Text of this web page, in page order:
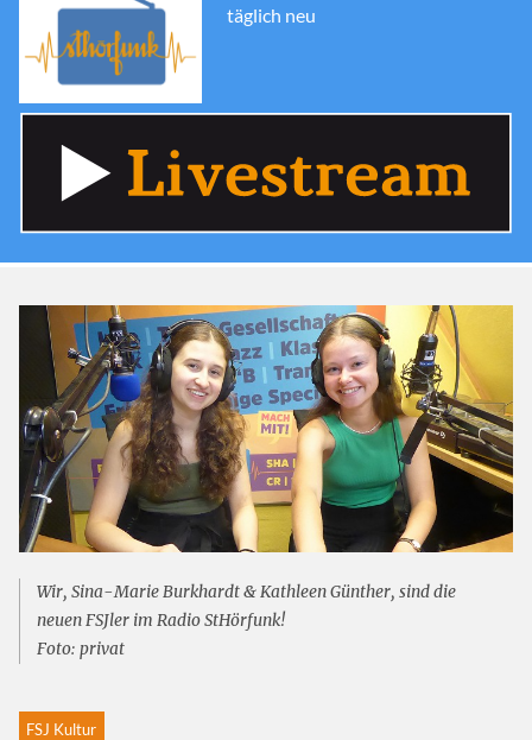
täglich neu
Wir, Sina-Marie Burkhardt & Kathleen Günther, sind die
neuen FSJler im RadioStHörfunk!
Foto: privat
FSJ Kultur